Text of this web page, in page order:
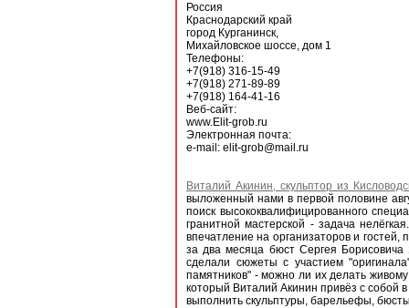
Россия
Краснодарский край
город Курганинск,
Михайловское шоссе, дом 1
Телефоны:
+7(918) 316-15-49
+7(918) 271-89-89
+7(918) 164-41-16
Веб-сайт:
www.Elit-grob.ru
Электронная почта:
e-mail: elit-grob@mail.ru
Виталий Акинин, скульптор из
выложенный нами в первой половине
поиск высококвалифицированного
гранитной мастерской - задача
впечатление на организаторов и
за два месяца бюст Сергея Борисовича
сделали сюжеты с участием
памятников" - можно ли их делать
который Виталий Акинин привёз с собой
выполнить скульптуры, барельефы,